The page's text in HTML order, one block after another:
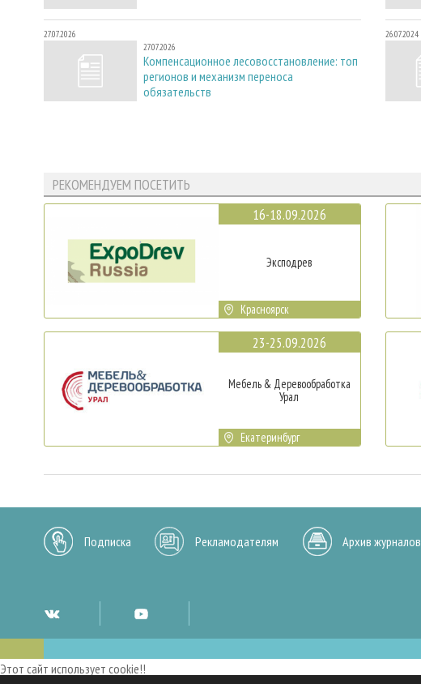
27.07.2026
27.07.2026
Компенсационное лесовосстановление: топ
регионов и механизм переноса
обязательств
26.07.2024
РЕКОМЕНДУЕМ ПОСЕТИТЬ
16-18.09.2026
Эксподрев
Красноярск
23-25.09.2026
Мебель & Деревообработка
Урал
Екатеринбург
Подписка Рекламодателям Архив журналов
Этот сайт использует cookie!!